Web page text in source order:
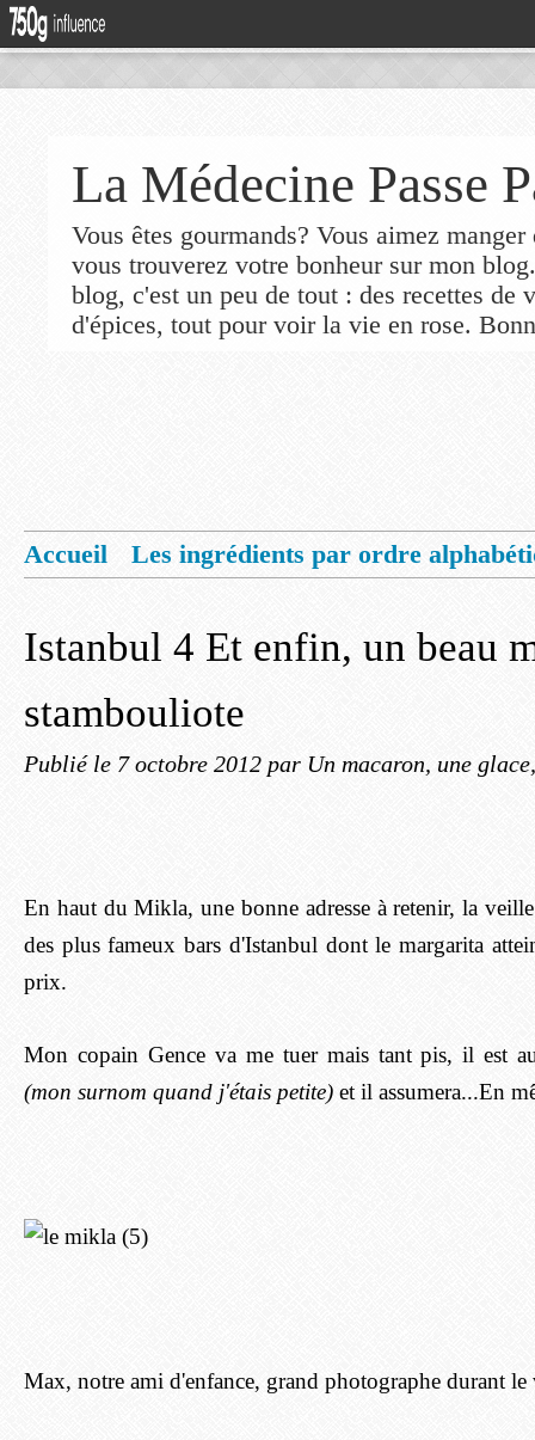
La Médecine Passe
Vous êtes gourmands? Vous aimez
vous trouverez votre bonheur sur mon
blog, c'est un peu de tout : des recettes de
d'épices, tout pour voir la vie en rose.
Accueil
Les ingrédients par ordre
Istanbul 4 Et enfin, un beau
stambouliote
Publié le 7 octobre 2012 par Un macaron, une
En haut du Mikla, une bonne adresse à retenir, la
des plus fameux bars d'Istanbul dont le margarita
prix.
Mon copain Gence va me tuer mais tant pis, il est
(mon surnom quand j'étais petite) et il assumera...En
Max, notre ami d'enfance, grand photographe durant le